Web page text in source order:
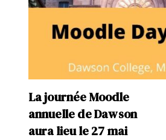
La journée Moodle
annuelle de Dawson
aura lieu le 27 mai